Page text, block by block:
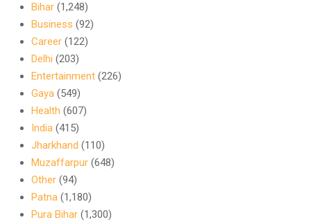
Bihar (1,248)
Business (92)
Career (122)
Delhi (203)
Entertainment (226)
Gaya (549)
Health (607)
India (415)
Jharkhand (110)
Muzaffarpur (648)
Other (94)
Patna (1,180)
Pura Bihar (1,300)